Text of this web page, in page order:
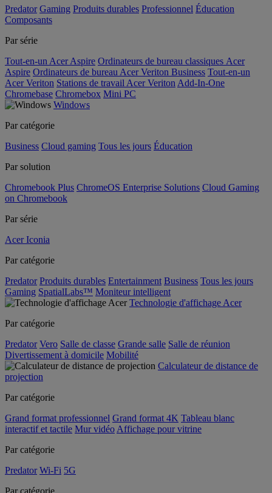
Predator Gaming Produits durables Professionnel Éducation
Composants
Par série
Tout-en-un Acer Aspire Ordinateurs de bureau classiques Acer
Aspire Ordinateurs de bureau Acer Veriton Business Tout-en-un
Acer Veriton Stations de travail Acer Veriton Add-In-One
Chromebase Chromebox Mini PC
Windows
Par catégorie
Business Cloud gaming Tous les jours Éducation
Par solution
Chromebook Plus ChromeOS Enterprise Solutions Cloud Gaming
on Chromebook
Par série
Acer Iconia
Par catégorie
Predator Produits durables Entertainment Business Tous les jours
Gaming SpatialLabs™ Moniteur intelligent
Technologie d'affichage Acer
Par catégorie
Predator Vero Salle de classe Grande salle Salle de réunion
Divertissement à domicile Mobilité
Calculateur de distance de
projection
Par catégorie
Grand format professionnel Grand format 4K Tableau blanc
interactif et tactile Mur vidéo Affichage pour vitrine
Par catégorie
Predator Wi-Fi 5G
Par catégorie